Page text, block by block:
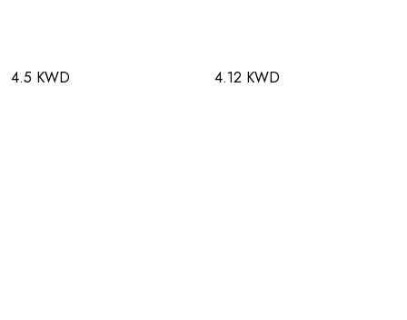
4.5 KWD 4.12 KWD